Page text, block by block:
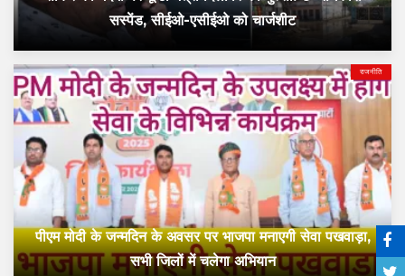
सस्पेंड, सीईओ-एसीईओ को चार्जशीट
राजनीति
पीएम मोदी के जन्मदिन के अवसर पर भाजपा मनाएगी सेवा पखवाड़ा,
सभी जिलों में चलेगा अभियान